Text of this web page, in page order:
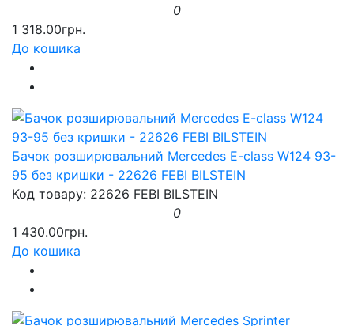
0
1 318.00грн.
До кошика
Бачок розширювальний Mercedes E-class W124 93-
95 без кришки - 22626 FEBI BILSTEIN
Код товару: 22626 FEBI BILSTEIN
0
1 430.00грн.
До кошика